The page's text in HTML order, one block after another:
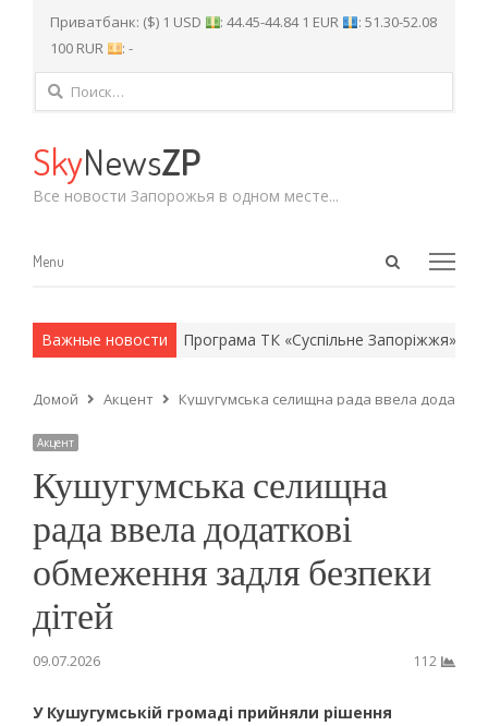
Приватбанк: ($) 1 USD : 44.45-44.84 1 EUR
: 51.30-52.08
100 RUR
: -
Найти:
SkyNewsZP
Все новости Запорожья в одном месте...
Open
Menu
Menu
Важные новости
армейские методы. Програма ТК «Суспільне Запоріжжя» на
Домой Акцент Кушугумська селищна рада ввела
Акцент
Кушугумська селищна
рада ввела додаткові
обмеження задля безпеки
дітей
09.07.2026 112
У Кушугумській громаді прийняли рішення